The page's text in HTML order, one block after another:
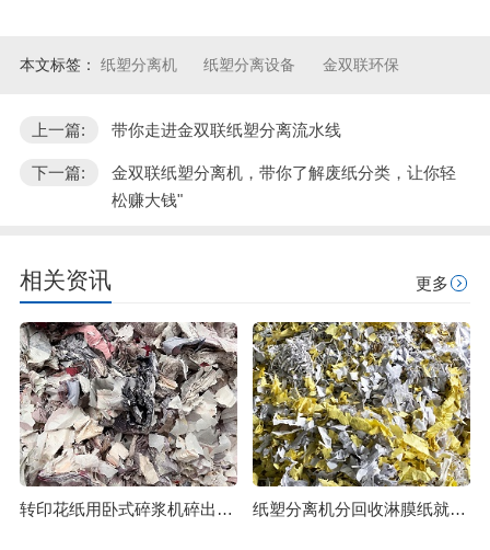
本文标签： 纸塑分离机 纸塑分离设备 金双联环保
上一篇: 带你走进金双联纸塑分离流水线
下一篇:
金双联纸塑分离机，带你了解废纸分类，让你轻
松赚大钱"
相关资讯 更多
转印花纸用卧式碎浆机碎出细腻纸浆 纸塑分离机分回收淋膜纸就是分得开